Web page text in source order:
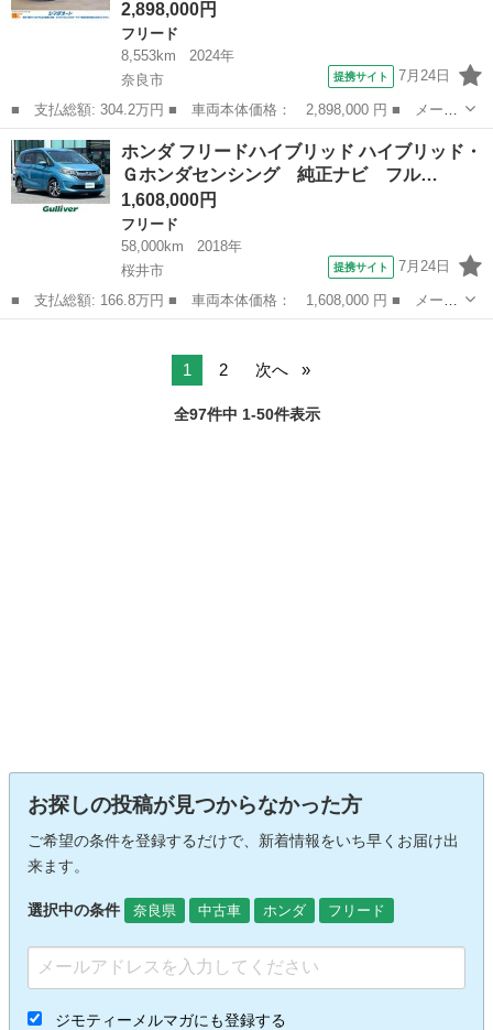
2,898,000円
フリード
8,553km
2024年
奈良市
提携サイト 7月24日
■ 支払総額: 304.2万円 ■ 車両本体価格： 2,898,000 円 ■ メーカ
ー名： ホンダ ■ 車種名： フリード ■ グレード名： クロスタ
ー ドラレコ 純正ナビ フルセグＴＶ Ｂｌｕｅｔｏｏｔｈ ＥＴ
Ｃ バッ...
奈良 奈良市 フリード
ホンダ フリードハイブリッド ハイブリッド・
Ｇホンダセンシング 純正ナビ フル…
1,608,000円
フリード
58,000km
2018年
桜井市
提携サイト 7月24日
■ 支払総額: 166.8万円 ■ 車両本体価格： 1,608,000 円 ■ メーカ
ー名： ホンダ ■ 車種名： フリードハイブリッド ■ グレード
1 2 次へ
全97件中 1-50件表示
お探しの投稿が見つからなかった方
ご希望の条件を登録するだけで、新着情報をいち早くお届け出
来ます。
選択中の条件 奈良県 中古車 ホンダ フリード
ジモティーメルマガにも登録する